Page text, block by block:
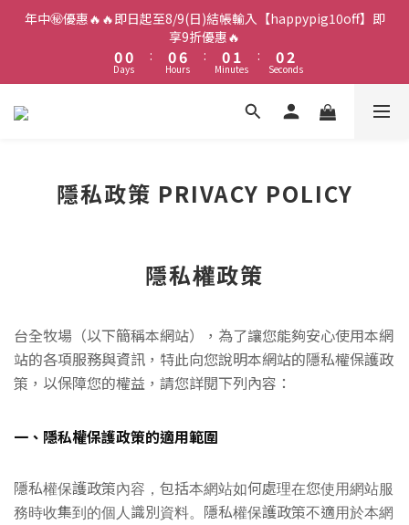
年中㊙️優惠🔥🔥即日起至8/9(日)結帳輸入【happypig10off】即
享9折優惠🔥
2
0
2
0
Days
:
2
1
0
8
7
6
5
Hours
:
2
1
0
3
2
1
0
Minutes
:
2
0
3
1
0
Seconds
隱私政策 PRIVACY POLICY
隱私權政策
台全牧場（以下簡稱本網站），為了讓您能夠安心使用本網
站的各項服務與資訊，特此向您說明本網站的隱私權保護政
策，以保障您的權益，請您詳閱下列內容：
一、隱私權保護政策的適用範圍
隱私權保護政策內容，包括本網站如何處理在您使用網站服
務時收集到的個人識別資料。隱私權保護政策不適用於本網